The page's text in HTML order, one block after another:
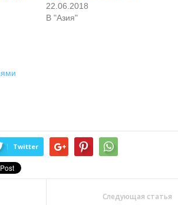
22.06.2018
В "Азия"
Twitter
Следующая статья